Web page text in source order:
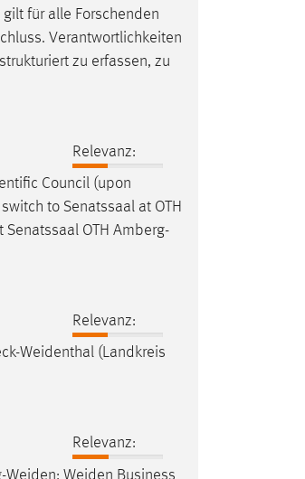
für alle Forschenden
Verantwortlichkeiten
zu erfassen, zu
Relevanz:
Council (upon
to Senatssaal at OTH
OTH Amberg-
Relevanz:
Weidenthal (Landkreis
Relevanz:
Weiden: Weiden Business